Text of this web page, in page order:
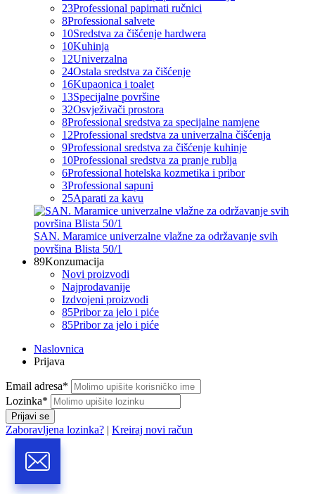
23Professional papirnati ručnici
8Professional salvete
10Sredstva za čišćenje hardwera
10Kuhinja
12Univerzalna
24Ostala sredstva za čišćenje
16Kupaonica i toalet
13Specijalne površine
32Osvježivači prostora
8Professional sredstva za specijalne namjene
12Professional sredstva za univerzalna čišćenja
9Professional sredstva za čišćenje kuhinje
10Professional sredstva za pranje rublja
6Professional hotelska kozmetika i pribor
3Professional sapuni
25Aparati za kavu
SAN. Maramice univerzalne vlažne za održavanje svih
površina Blista 50/1
89Konzumacija
Novi proizvodi
Najprodavanije
Izdvojeni proizvodi
85Pribor za jelo i piće
85Pribor za jelo i piće
Naslovnica
Prijava
Email adresa*
Lozinka*
Prijavi se
Zaboravljena lozinka? | Kreiraj novi račun